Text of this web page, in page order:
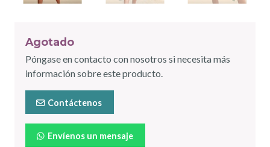
Agotado
Póngase en contacto con nosotros si necesita más
información sobre este producto.
Contáctenos
Envíenos un mensaje